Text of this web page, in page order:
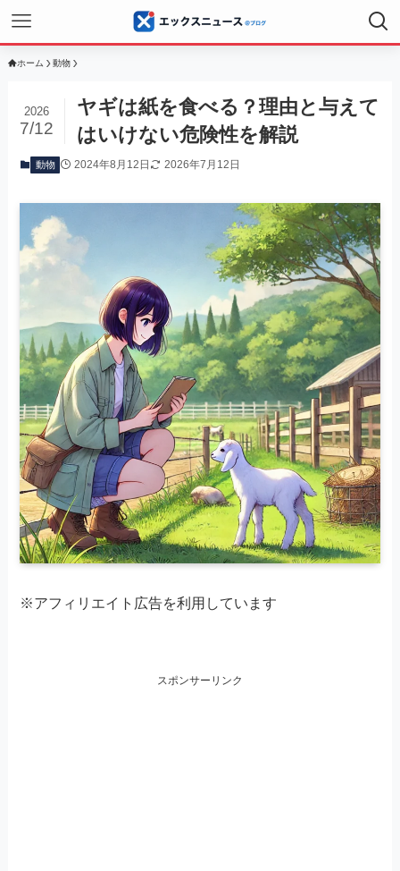
ホーム 動物
ヤギは紙を食べる？理由と与えて
はいけない危険性を解説
2026
7/12
動物 2024年8月12日 2026年7月12日
※アフィリエイト広告を利用しています
スポンサーリンク